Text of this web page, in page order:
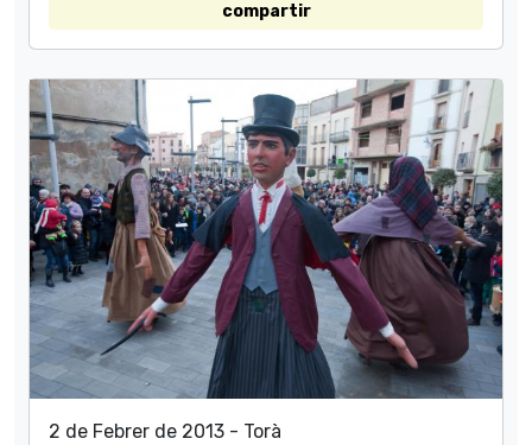
compartir
2 de Febrer de 2013 - Torà